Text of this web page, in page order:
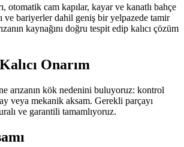
otomatik cam kapılar, kayar ve kanatlı bahçe
ve bariyerler dahil geniş bir yelpazede tamir
kaynağını doğru tespit edip kalıcı çözüm
Onarım
arızanın kök nedenini buluyoruz: kontrol
veya mekanik aksam. Gerekli parçayı
ve garantili tamamlıyoruz.